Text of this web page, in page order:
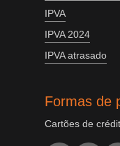
IPVA
IPVA 2024
IPVA atrasado
Formas de
Cartões de